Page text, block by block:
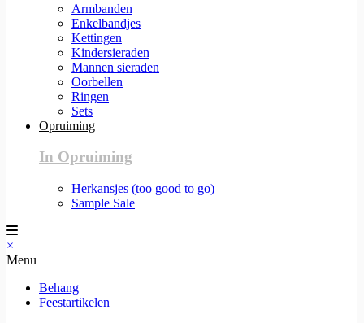
Armbanden
Enkelbandjes
Kettingen
Kindersieraden
Mannen sieraden
Oorbellen
Ringen
Sets
Opruiming
In Opruiming
Herkansjes (too good to go)
Sample Sale
×
Menu
Behang
Feestartikelen